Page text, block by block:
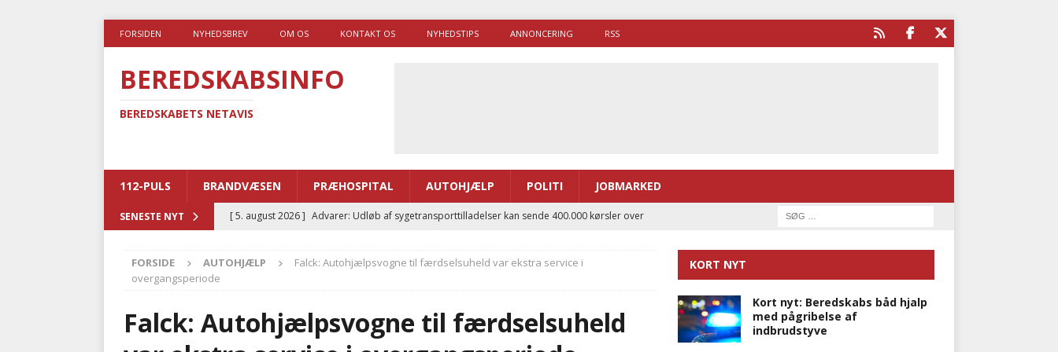
FORSIDEN NYHEDSBREV OM OS KONTAKT OS NYHEDSTIPS ANNONCERING RSS
BEREDSKABSINFO
BEREDSKABETS NETAVIS
112-PULS BRANDVÆSEN PRÆHOSPITAL AUTOHJÆLP POLITI JOBMARKED
SENESTE NYT [ 5. august 2026 ] Advarer: Udløb af sygetransporttilladelser kan sende 400.000 kørsler over
[ 5. august 2026 ] Ny ambulance og el-sygetransportvogn til Samsø
PRÆHOSPITAL
BRANDVÆSEN
[ 4. august 2026 ] Ny treårig politiuddannelse skal ruste betjentene til mere kompleks
FORSIDE AUTOHJÆLP
Falck: Autohjælpsvogne til færdselsuheld var ekstra service i
overgangsperiode
Falck: Autohjælpsvogne til færdselsuheld
KORT NYT
Kort nyt: Beredskabs båd hjalp
med pågribelse af
indbrudstyve